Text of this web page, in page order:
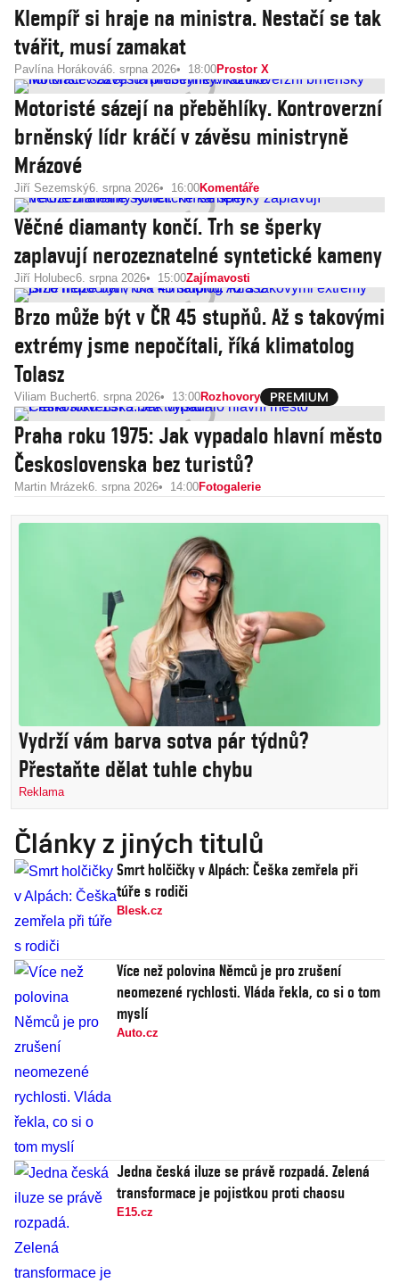
Klempíř si hraje na ministra. Nestačí se tak
tvářit, musí zamakat
Pavlína Horáková6. srpna 2026 18:00Prostor X
Motoristé sázejí na přeběhlíky. Kontroverzní
brněnský lídr kráčí v závěsu ministryně
Mrázové
Jiří Sezemský6. srpna 2026 16:00Komentáře
Věčné diamanty končí. Trh se šperky
zaplavují nerozeznatelné syntetické kameny
Jiří Holubec6. srpna 2026 15:00Zajímavosti
Brzo může být v ČR 45 stupňů. Až s takovými
extrémy jsme nepočítali, říká klimatolog
Tolasz
Viliam Buchert6. srpna 2026 13:00Rozhovory
Praha roku 1975: Jak vypadalo hlavní město
Československa bez turistů?
Martin Mrázek6. srpna 2026 14:00Fotogalerie
Vydrží vám barva sotva pár týdnů?
Přestaňte dělat tuhle chybu
Reklama
Články z jiných titulů
Smrt holčičky v Alpách: Češka zemřela při
túře s rodiči
Blesk.cz
Více než polovina Němců je pro zrušení
neomezené rychlosti. Vláda řekla, co si o tom
myslí
Auto.cz
Jedna česká iluze se právě rozpadá. Zelená
transformace je pojistkou proti chaosu
E15.cz